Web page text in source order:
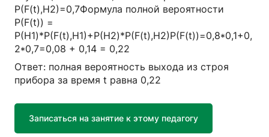
Р(F(t),H2)=0,7Формула полной вероятности
Р(F(t)) =
Р(H1)*Р(F(t),H1)+Р(H2)*Р(F(t),H2)Р(F(t))=0,8*0,1+0,
2*0,7=0,08 + 0,14 = 0,22
Ответ: полная вероятность выхода из строя
прибора за время t равна 0,22
Записаться на занятие к этому педагогу